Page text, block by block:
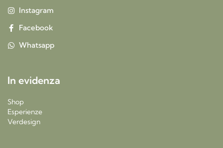
Instagram
Facebook
Whatsapp
In evidenza
Shop
Esperienze
Verdesign